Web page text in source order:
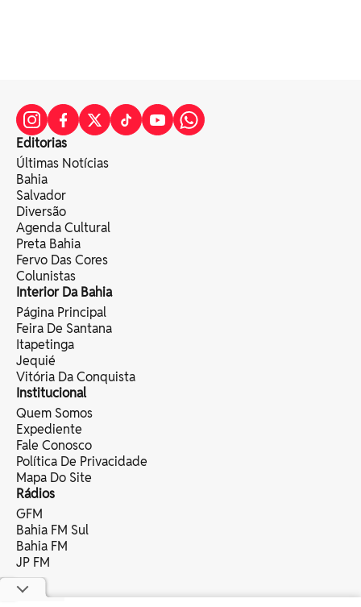
Editorias
Últimas Notícias
Bahia
Salvador
Diversão
Agenda Cultural
Preta Bahia
Fervo Das Cores
Colunistas
Interior Da Bahia
Página Principal
Feira De Santana
Itapetinga
Jequié
Vitória Da Conquista
Institucional
Quem Somos
Expediente
Fale Conosco
Política De Privacidade
Mapa Do Site
Rádios
GFM
Bahia FM Sul
Bahia FM
JP FM